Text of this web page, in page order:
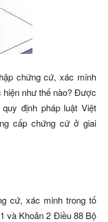
chứng cứ, xác minh
như thế nào? Được
định pháp luật Việt
cấp chứng cứ ở giai
cứ, xác minh trong tố
và Khoản 2 Điều 88 Bộ